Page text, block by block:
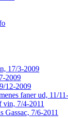
17/3-2009
2009
12-2009
faner ud, 11/
vin, 7/4-2011
Gassac, 7/6-2011